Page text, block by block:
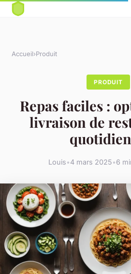
Accueil›Produit
PRODUIT
Repas faciles :
livraison de
Louis•4 mars 2025•6